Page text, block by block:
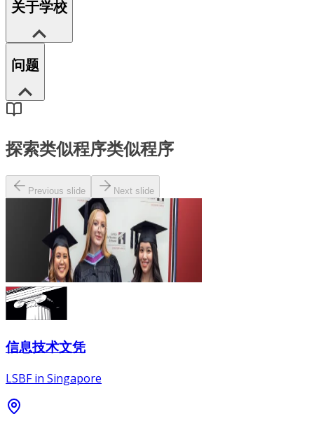
关于学校
问题
探索类似程序类似程序
Previous slide Next slide
信息技术文凭
LSBF in Singapore